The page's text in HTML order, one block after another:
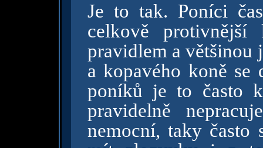
Je to tak. Poníci
celkově protivnější
pravidlem a většinou
a kopavého koně se
poníků je to často
pravidelně
nemocní, taky